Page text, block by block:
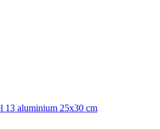
13 aluminium 25x30 cm